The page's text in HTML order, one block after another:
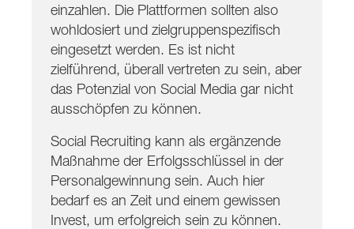
einzahlen. Die Plattformen sollten also
wohldosiert und zielgruppenspezifisch
eingesetzt werden. Es ist nicht
zielführend, überall vertreten zu sein, aber
das Potenzial von Social Media gar nicht
ausschöpfen zu können.
Social Recruiting kann als ergänzende
Maßnahme der Erfolgsschlüssel in der
Personalgewinnung sein. Auch hier
bedarf es an Zeit und einem gewissen
Invest, um erfolgreich sein zu können.